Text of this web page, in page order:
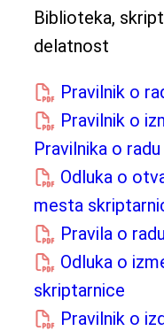
Biblioteka,
delatnost
Pravilnik o
Pravilnik o
Pravilnika o
Odluka o
mesta
Pravila o
Odluka o
skriptarnice
Pravilnik o